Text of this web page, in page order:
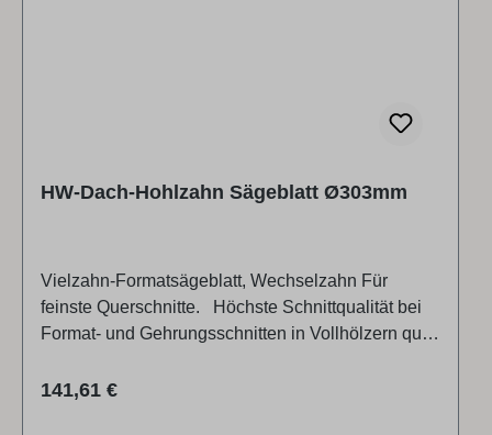
HW-Dach-Hohlzahn Sägeblatt Ø303mm
Vielzahn-Formatsägeblatt, Wechselzahn Für
feinste Querschnitte. Höchste Schnittqualität bei
Format- und Gehrungsschnitten in Vollhölzern quer
und Furnieren im Bündel. Weiterer Einsatz
Regulärer Preis:
141,61 €